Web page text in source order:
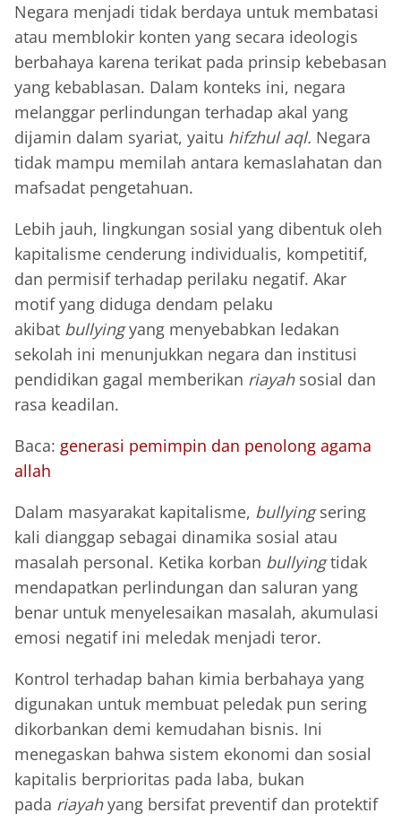
Negara menjadi tidak berdaya untuk membatasi
atau memblokir konten yang secara ideologis
berbahaya karena terikat pada prinsip kebebasan
yang kebablasan. Dalam konteks ini, negara
melanggar perlindungan terhadap akal yang
dijamin dalam syariat, yaitu hifzhul aql. Negara
tidak mampu memilah antara kemaslahatan dan
mafsadat pengetahuan.
Lebih jauh, lingkungan sosial yang dibentuk oleh
kapitalisme cenderung individualis, kompetitif,
dan permisif terhadap perilaku negatif. Akar
motif yang diduga dendam pelaku
akibat bullyingyang menyebabkan ledakan
sekolah ini menunjukkan negara dan institusi
pendidikan gagal memberikan riayahsosial dan
rasa keadilan.
Baca: generasi pemimpin dan penolong agama
allah
Dalam masyarakat kapitalisme, bullyingsering
kali dianggap sebagai dinamika sosial atau
masalah personal. Ketika korban bullyingtidak
mendapatkan perlindungan dan saluran yang
benar untuk menyelesaikan masalah, akumulasi
emosi negatif ini meledak menjadi teror.
Kontrol terhadap bahan kimia berbahaya yang
digunakan untuk membuat peledak pun sering
dikorbankan demi kemudahan bisnis. Ini
menegaskan bahwa sistem ekonomi dan sosial
kapitalis berprioritas pada laba, bukan
pada riayahyang bersifat preventif dan protektif